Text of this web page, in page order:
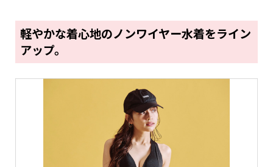
軽やかな着心地のノンワイヤー水着をライン
アップ。